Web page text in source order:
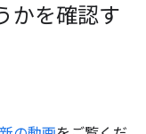
かを確認す